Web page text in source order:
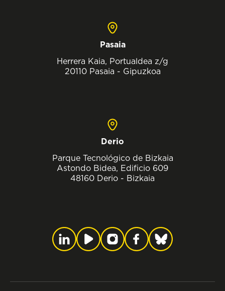
Pasaia
Herrera Kaia, Portualdea z/g
20110 Pasaia - Gipuzkoa
Derio
Parque Tecnológico de Bizkaia
Astondo Bidea, Edificio 609
48160 Derio - Bizkaia